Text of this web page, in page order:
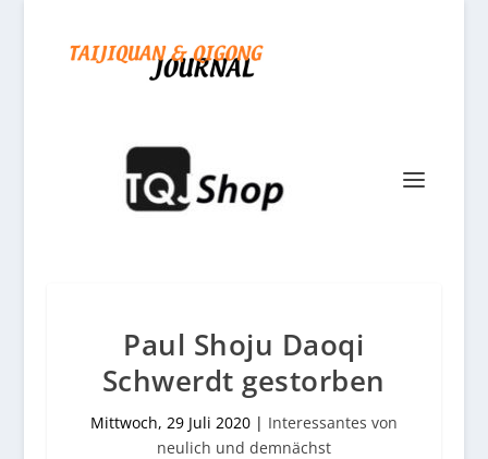
Paul Shoju Daoqi
Schwerdt gestorben
Mittwoch, 29 Juli 2020| Interessantes von
neulich und demnächst